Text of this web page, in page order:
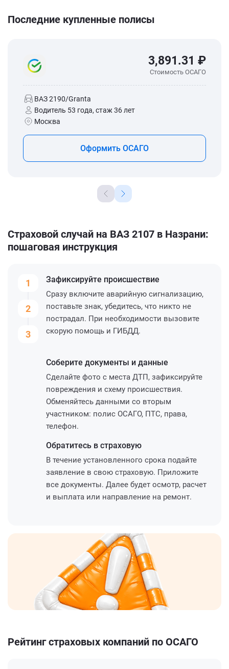
Последние купленные полисы
3,891.31 ₽
Стоимость ОСАГО
ВАЗ 2190/Granta
Водитель 53 года, стаж 36 лет
Москва
Оформить ОСАГО
Страховой случай на ВАЗ 2107 в Назрани:
пошаговая инструкция
1
2
3
Зафиксируйте происшествие
Сразу включите аварийную сигнализацию,
поставьте знак, убедитесь, что никто не
пострадал. При необходимости вызовите
скорую помощь и ГИБДД.
Соберите документы и данные
Сделайте фото с места ДТП, зафиксируйте
повреждения и схему происшествия.
Обменяйтесь данными со вторым
участником: полис ОСАГО, ПТС, права,
телефон.
Обратитесь в страховую
В течение установленного срока подайте
заявление в свою страховую. Приложите
все документы. Далее будет осмотр, расчет
и выплата или направление на ремонт.
Рейтинг страховых компаний по ОСАГО